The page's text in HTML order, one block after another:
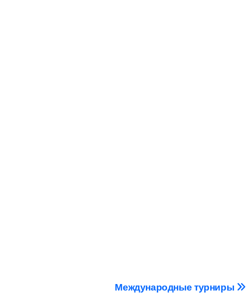
Международные турниры